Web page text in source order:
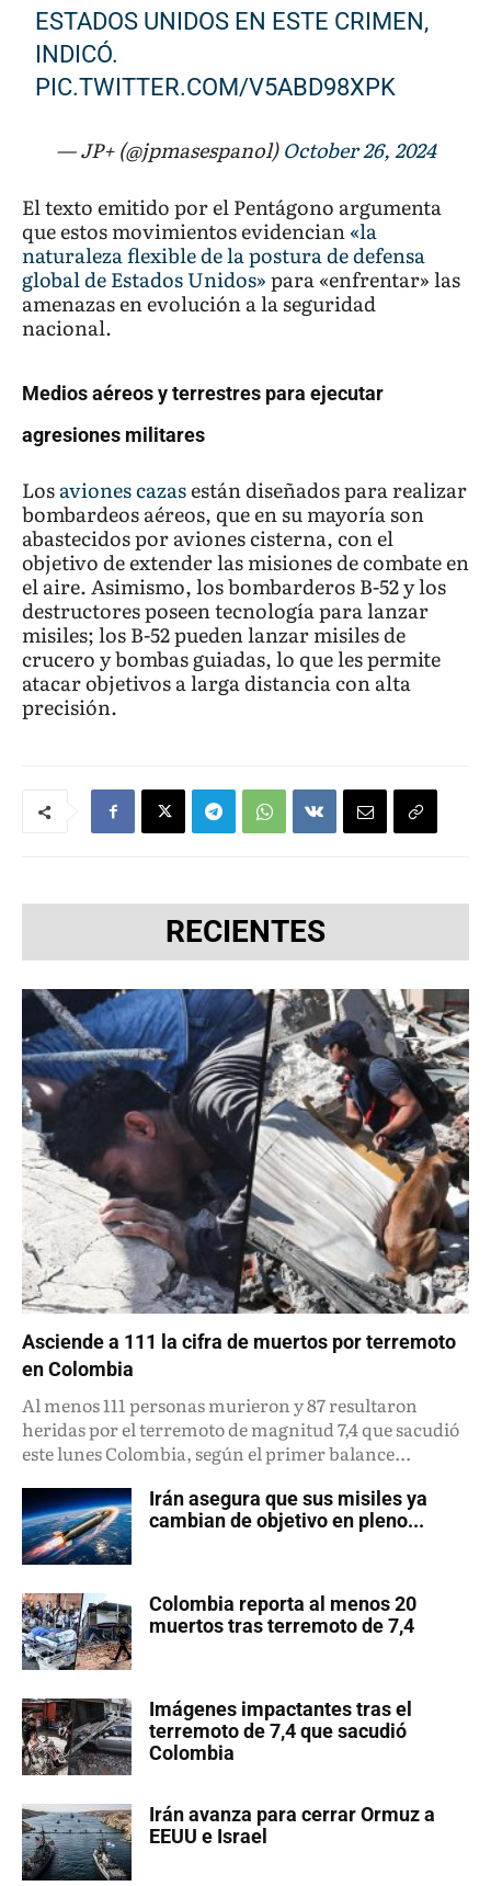
ESTADOS UNIDOS EN ESTE CRIMEN,
INDICÓ.
PIC.TWITTER.COM/V5ABD98XPK
— JP+ (@jpmasespanol)October 26, 2024
El texto emitido por el Pentágono argumenta
que estos movimientos evidencian«la
naturaleza flexible de la postura de defensa
global de Estados Unidos»para «enfrentar» las
amenazas en evolución a la seguridad
nacional.
Medios aéreos y terrestres para ejecutar
agresiones militares
Losaviones cazasestán diseñados para realizar
bombardeos aéreos, que en su mayoría son
abastecidos por aviones cisterna, con el
objetivo de extender las misiones de combate en
el aire. Asimismo, los bombarderos B-52 y los
destructores poseen tecnología para lanzar
misiles; los B-52 pueden lanzar misiles de
crucero y bombas guiadas, lo que les permite
atacar objetivos a larga distancia con alta
precisión.
RECIENTES
Asciende a 111 la cifra de muertos por terremoto
en Colombia
Al menos 111 personas murieron y 87 resultaron
heridas por el terremoto de magnitud 7,4 que sacudió
este lunes Colombia, según el primer balance...
Irán asegura que sus misiles ya
cambian de objetivo en pleno...
Colombia reporta al menos 20
muertos tras terremoto de 7,4
Imágenes impactantes tras el
terremoto de 7,4 que sacudió
Colombia
Irán avanza para cerrar Ormuz a
EEUU e Israel